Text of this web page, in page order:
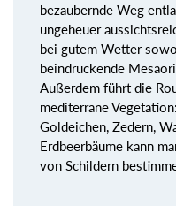
bezaubernde Weg
ungeheuer
bei gutem Wetter
beindruckende
Außerdem führt die
mediterrane
Goldeichen, Zedern,
Erdbeerbäume kann
von Schildern